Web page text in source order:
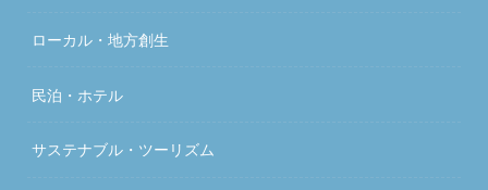
ローカル・地方創生
民泊・ホテル
サステナブル・ツーリズム